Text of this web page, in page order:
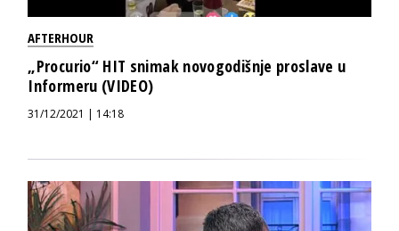
AFTERHOUR
„Procurio“ HIT snimak novogodišnje proslave u
Informeru (VIDEO)
31/12/2021 | 14:18